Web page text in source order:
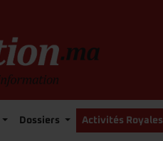
Dossiers Activités Royales